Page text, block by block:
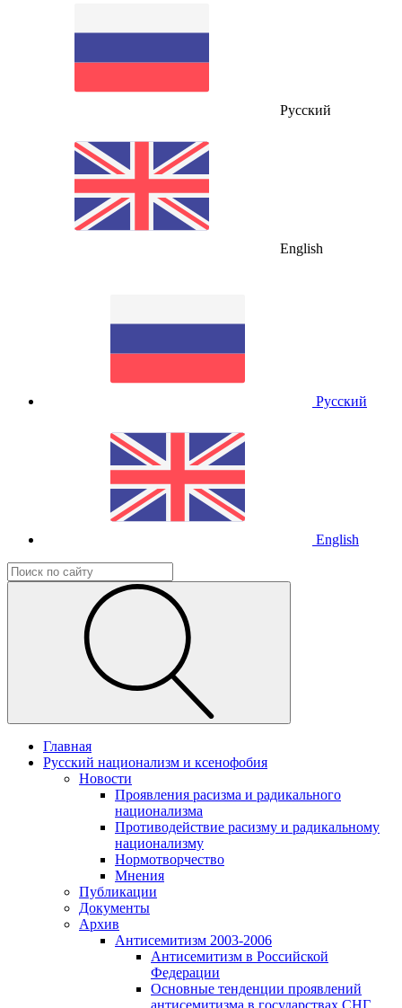
Русский
English
Русский
English
Главная
Русский национализм и ксенофобия
Новости
Проявления расизма и радикального
национализма
Противодействие расизму и радикальному
национализму
Нормотворчество
Мнения
Публикации
Документы
Архив
Антисемитизм 2003-2006
Антисемитизм в Российской
Федерации
Основные тенденции проявлений
антисемитизма в государствах СНГ